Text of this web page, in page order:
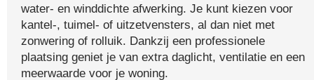
water- en winddichte afwerking. Je kunt kiezen voor
kantel-, tuimel- of uitzetvensters, al dan niet met
zonwering of rolluik. Dankzij een professionele
plaatsing geniet je van extra daglicht, ventilatie en een
meerwaarde voor je woning.